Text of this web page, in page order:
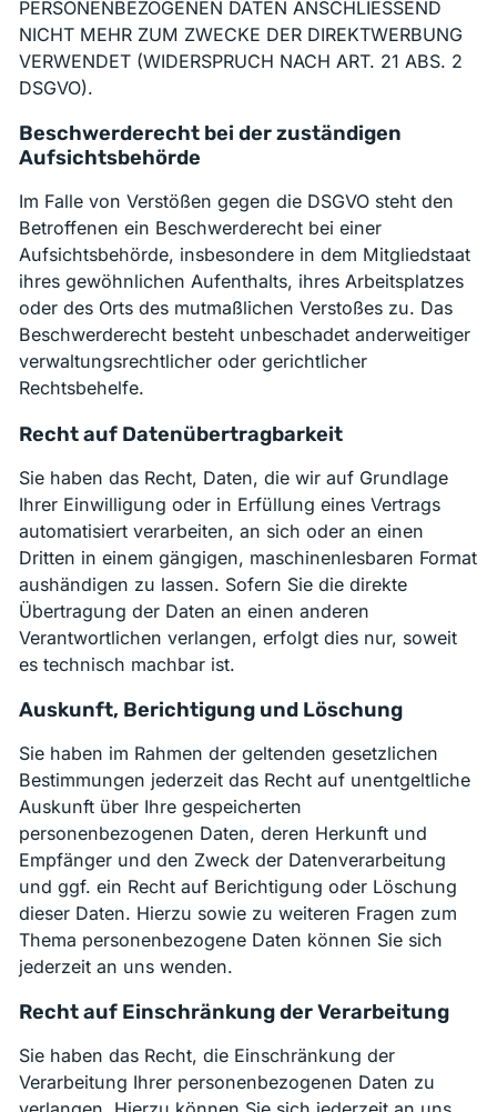
PERSONENBEZOGENEN DATEN ANSCHLIESSEND
NICHT MEHR ZUM ZWECKE DER DIREKTWERBUNG
VERWENDET (WIDERSPRUCH NACH ART. 21 ABS. 2
DSGVO).
Beschwerde­recht bei der zuständigen
Aufsichts­behörde
Im Falle von Verstößen gegen die DSGVO steht den
Betroffenen ein Beschwerderecht bei einer
Aufsichtsbehörde, insbesondere in dem Mitgliedstaat
ihres gewöhnlichen Aufenthalts, ihres Arbeitsplatzes
oder des Orts des mutmaßlichen Verstoßes zu. Das
Beschwerderecht besteht unbeschadet anderweitiger
verwaltungsrechtlicher oder gerichtlicher
Rechtsbehelfe.
Recht auf Daten­übertrag­barkeit
Sie haben das Recht, Daten, die wir auf Grundlage
Ihrer Einwilligung oder in Erfüllung eines Vertrags
automatisiert verarbeiten, an sich oder an einen
Dritten in einem gängigen, maschinenlesbaren Format
aushändigen zu lassen. Sofern Sie die direkte
Übertragung der Daten an einen anderen
Verantwortlichen verlangen, erfolgt dies nur, soweit
es technisch machbar ist.
Auskunft, Berichtigung und Löschung
Sie haben im Rahmen der geltenden gesetzlichen
Bestimmungen jederzeit das Recht auf unentgeltliche
Auskunft über Ihre gespeicherten
personenbezogenen Daten, deren Herkunft und
Empfänger und den Zweck der Datenverarbeitung
und ggf. ein Recht auf Berichtigung oder Löschung
dieser Daten. Hierzu sowie zu weiteren Fragen zum
Thema personenbezogene Daten können Sie sich
jederzeit an uns wenden.
Recht auf Einschränkung der Verarbeitung
Sie haben das Recht, die Einschränkung der
Verarbeitung Ihrer personenbezogenen Daten zu